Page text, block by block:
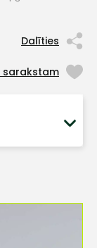
Dalīties
sarakstam